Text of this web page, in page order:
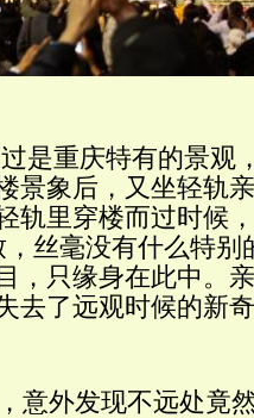
景象后，又坐轻轨
轨里穿楼而过时候
丝毫没有什么特别
，只缘身在此中。
去了远观时候的新
意外发现不远处竟